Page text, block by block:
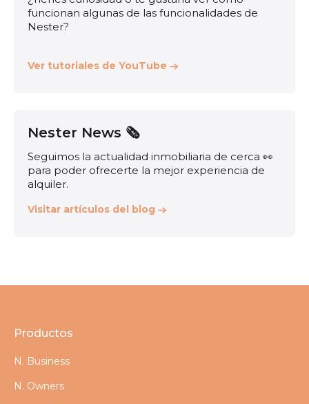
funcionan algunas de las funcionalidades de
Nester?
Ver tutoriales de YouTube
Nester News 🗞️
Seguimos la actualidad inmobiliaria de cerca 👀
para poder ofrecerte la mejor experiencia de
alquiler.
Visitar artículos del blog
Productos
N. Business
N. Owners